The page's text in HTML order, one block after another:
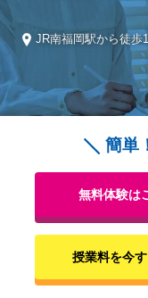
JR南福岡駅から徒
簡単
無料体験は
授業料を今